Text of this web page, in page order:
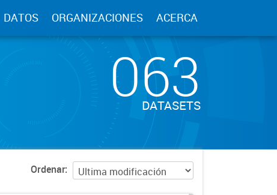
DATOS ORGANIZACIONES ACERCA
063
DATASETS
Ordenar